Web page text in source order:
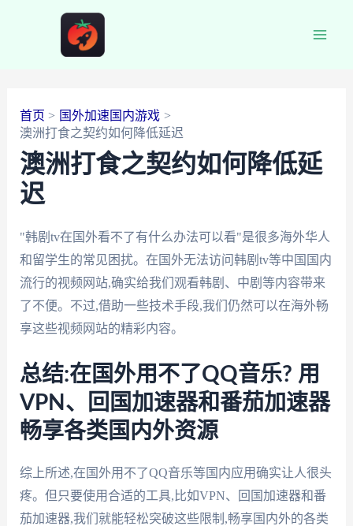
首页
国外加速国内游戏
澳洲打食之契约如何降低延迟
澳洲打食之契约如何降低延
迟
"韩剧tv在国外看不了有什么办法可以看"是很多海外华人
和留学生的常见困扰。在国外无法访问韩剧tv等中国国内
流行的视频网站,确实给我们观看韩剧、中剧等内容带来
了不便。不过,借助一些技术手段,我们仍然可以在海外畅
享这些视频网站的精彩内容。
总结:在国外用不了QQ音乐? 用
VPN、回国加速器和番茄加速器
畅享各类国内外资源
综上所述,在国外用不了QQ音乐等国内应用确实让人很头
疼。但只要使用合适的工具,比如VPN、回国加速器和番
茄加速器,我们就能轻松突破这些限制,畅享国内外的各类